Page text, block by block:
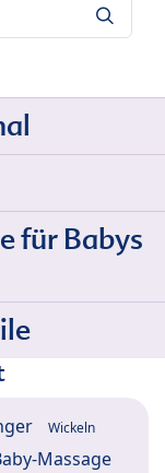
für Babys
Wickeln
Massage